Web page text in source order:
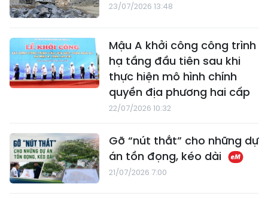
23/07/2026 13:48
Mậu A khởi công công trình
hạ tầng đầu tiên sau khi
thực hiện mô hình chính
quyền địa phương hai cấp
22/07/2026 10:32
Gỡ “nút thắt” cho những dự
án tồn đọng, kéo dài
21/07/2026 7:00